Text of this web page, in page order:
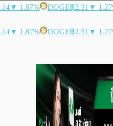
▼ 1.87% DOGE฿2.31 ▼
▼ 1.87% DOGE฿2.31 ▼